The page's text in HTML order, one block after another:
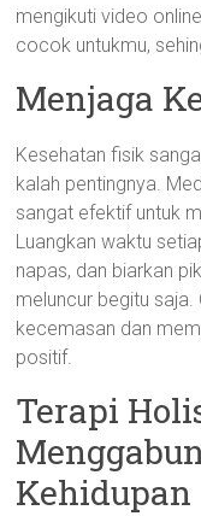
mengikuti video
cocok untukmu,
Menjaga
Kesehatan fisik
kalah pentingnya.
sangat efektif untuk
Luangkan waktu
napas, dan biarkan
meluncur begitu
kecemasan dan
positif.
Terapi
Kehidupan